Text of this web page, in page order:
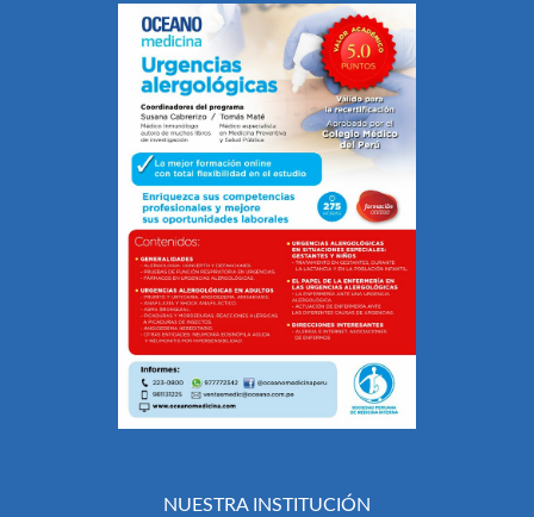
NUESTRA INSTITUCIÓN